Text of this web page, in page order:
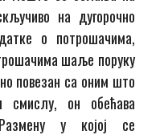
на дугорочно
о потрошачима,
шаље поруку
повезан са оним што
он обећава
Размену у којој се